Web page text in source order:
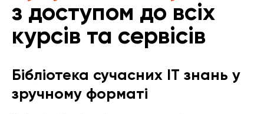
з доступом до всіх
курсів та сервісів
Бібліотека сучасних IT знань у
зручному форматі